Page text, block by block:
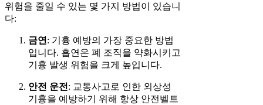
위험을 줄일 수 있는 몇 가지 방법이 있습니
다:
금연 : 기흉 예방의 가장 중요한 방법
입니다. 흡연은 폐 조직을 약화시키고
기흉 발생 위험을 크게 높입니다.
안전 운전 : 교통사고로 인한 외상성
기흉을 예방하기 위해 항상 안전벨트